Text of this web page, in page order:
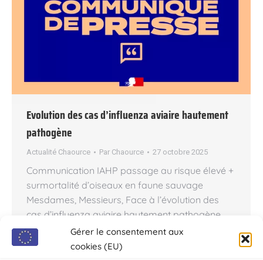
Gérer le consentement aux
cookies (EU)
Evolution des cas d’influenza aviaire hautement
pathogène
Actualité Chaource Par Chaource 27 octobre 2025
Communication IAHP passage au risque élevé +
surmortalité d’oiseaux en faune sauvage
Mesdames, Messieurs, Face à l’évolution des
cas d’influenza aviaire hautement pathogène
(IAHP) dans la faune sauvage, la France est
passé en risque élevé depuis le 22 octobre 2025